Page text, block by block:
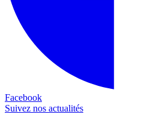
Facebook
Suivez nos actualités